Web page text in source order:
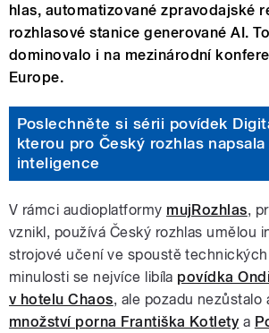
hlas, automatizované zpravodajské
rozhlasové stanice generované AI.
dominovalo i na mezinárodní
Europe.
Poslechněte si sérii povídek
kterou pro Český rozhlas napsala
inteligence
V rámci audioplatformy mujRozhlas,
vznikl, používá Český rozhlas umělou
strojové učení ve spoustě
minulosti se nejvíce libíla povídka
v hotelu Chaos, ale pozadu nezůstalo
množství porna Františka Kotlety a